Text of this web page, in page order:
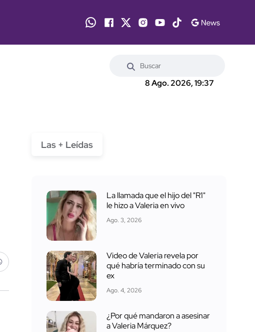
8 Ago. 2026, 19:37
Las + Leídas
La llamada que el hijo del "R1"
le hizo a Valeria en vivo
Ago. 3, 2026
Video de Valeria revela por
qué habría terminado con su
ex
Ago. 4, 2026
¿Por qué mandaron a asesinar
a Valeria Márquez?